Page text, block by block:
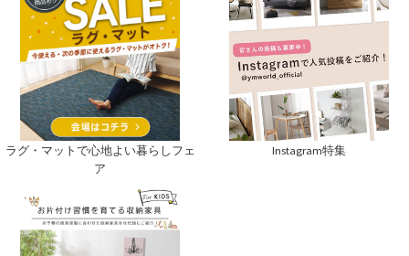
ラグ・マットで心地よい暮らしフェ
ア
Instagram特集